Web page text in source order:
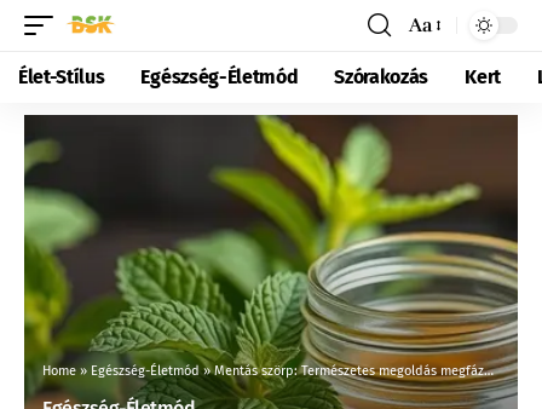
Aa
Élet-Stílus Egészség-Életmód Szórakozás Kert
Home » Egészség-Életmód »Mentás szörp: Természetes megoldás megfázásra, gyulladásokra és emésztési problémákra